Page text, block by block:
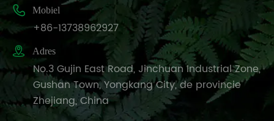
 Mobiel
+86-13738962927
 Adres
No.3 Gujin East Road, Jinchuan Industrial Zone,
Gushan Town, Yongkang City, de provincie
Zhejiang, China